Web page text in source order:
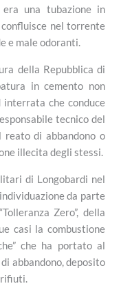
una tubazione in
nel torrente
e male odoranti.
della Repubblica di
in cemento non
che conduce
tecnico del
reato di abbandono o
illecita degli stessi.
di Longobardi nel
da parte
Zero”, della
casi la combustione
che ha portato al
abbandono, deposito
rifiuti.